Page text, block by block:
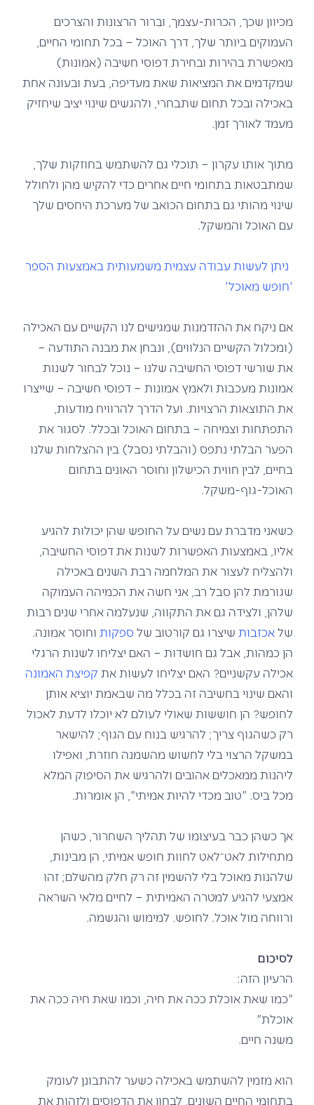
מכיוון שכך, הכרות-עצמך, ובֵּרור הרצונות והצרכים
העמוקים ביותר שלך, דרך האוכל – בכל תחומי החיים,
מאפשרת בהירות ובחירת דפוסי חשיבה (אמונות)
שמקדמים את המציאות שאת מעדיפה, בעת ובעונה אחת
באכילה ובכל תחום שתבחרי, ולהגשים שינוי יציב שיחזיק
מעמד לאורך זמן.
מתוך אותו עקרון – תוכלי גם להשתמש בחוזקות שלך,
שמתבטאות בתחומי חיים אחרים כדי להקיש מהן ולחולל
שינוי מהותי גם בתחום הכואב של מערכת היחסים שלך
עם האוכל והמשקל.
ניתן לעשות עבודה עצמית משמעותית באמצעות הספר
'חופש מאוכל'
אם ניקח את ההזדמנות שמגישים לנו הקשיים עם האכילה
(ומכלול הקשיים הנלווים), ונבחן את מבנה התודעה –
את שורשי דפוסי החשיבה שלנו – נוכל לבחור לשנות
אמונות מעכבות ולאמץ אמונות – דפוסי חשיבה – שייצרו
את התוצאות הרצויות. ועל הדרך להרוויח מודעות,
התפתחות וצמיחה – בתחום האוכל ובכלל. לסגור את
הפער הבלתי נתפס (והבלתי נסבל) בין ההצלחות שלנו
בחיים, לבין חווית הכישלון וחוסר האונים בתחום
האוכל-גוף-משקל.
כשאני מדברת עם נשים על החופש שהן יכולות להגיע
אליו, באמצעות האפשרות לשנות את דפוסי החשיבה,
ולהצליח לעצור את המלחמה רבת השנים באכילה
שגורמת להן סבל רב, אני חשה את הכמיהה העמוקה
שלהן, ולצידה גם את התקווה, שנעלמה אחרי שנים רבות
שלאכזבות שיצרו גם קורטוב של ספקות וחוסר אמונה.
הן כמהות, אבל גם חושדות – האם יצליחו לשנות הרגלי
אכילה עקשניים? האם יצליחו לעשות את קפיצת האמונה
והאם שינוי בחשיבה זה בכלל מה שבאמת יוציא אותן
לחופש? הן חוששות שאולי לעולם לא יוכלו לדעת לאכול
רק כשהגוף צריך; להרגיש בנוח עם הגוף; להישאר
במשקל הרצוי בלי לחשוש מהשמנה חוזרת, ואפילו
ליהנות ממאכלים אהובים ולהרגיש את הסיפוק המלא
מכל ביס. "טוב מכדי להיות אמיתי", הן אומרות.
אך כשהן כבר בעיצומו של תהליך השחרור, כשהן
מתחילות לאט־לאט לחוות חופש אמיתי, הן מבינות,
שלהנות מאוכל בלי להשמין זה רק חלק מהשלם; זהו
אמצעי להגיע למטרה האמיתית – לחיים מלאי השראה
ורווחה מול אוכל. לחופש. למימוש והגשמה.
לסיכום
הרעיון הזה:
"כמו שאת אוכלת ככה את חיה, וכמו שאת חיה ככה את
אוכלת"
משנה חיים.
הוא מזמין להשתמש באכילה כשער להתבונן לעומק
בתחומי החיים השונים, לבחון את הדפוסים ולזהות את